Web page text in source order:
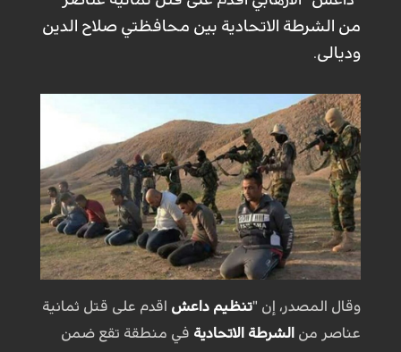
من الشرطة الاتحادية بين محافظتي صلاح الدين
وديالى.
وقال المصدر، إن "تنظيم داعش اقدم على قتل ثمانية
عناصر من الشرطة الاتحادية في منطقة تقع ضمن